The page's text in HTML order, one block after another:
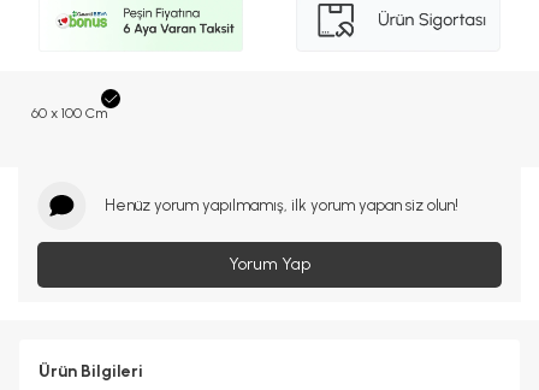
60 x 100 Cm
Henüz yorum yapılmamış, ilk yorum yapan siz olun!
Yorum Yap
Ürün Bilgileri